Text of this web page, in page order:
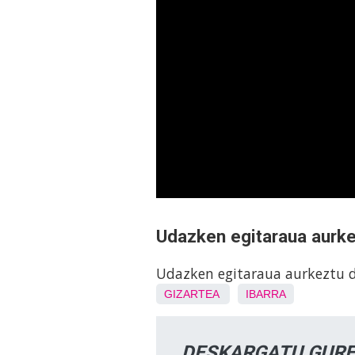
Udazken egitaraua
Udazken egitaraua aurkeztu
GIZARTEA IBARRA